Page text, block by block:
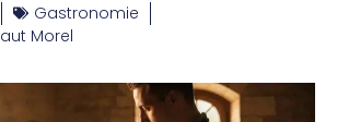
Gastronomie
Morel